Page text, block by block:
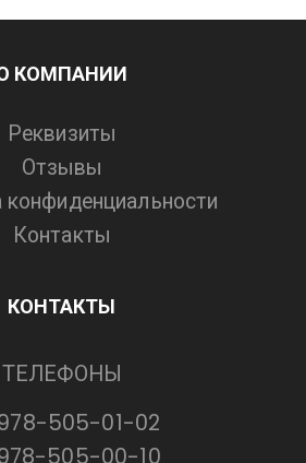
КОМПАНИИ
Реквизиты
Отзывы
Контакты
КОНТАКТЫ
ТЕЛЕФОНЫ
505-01-02